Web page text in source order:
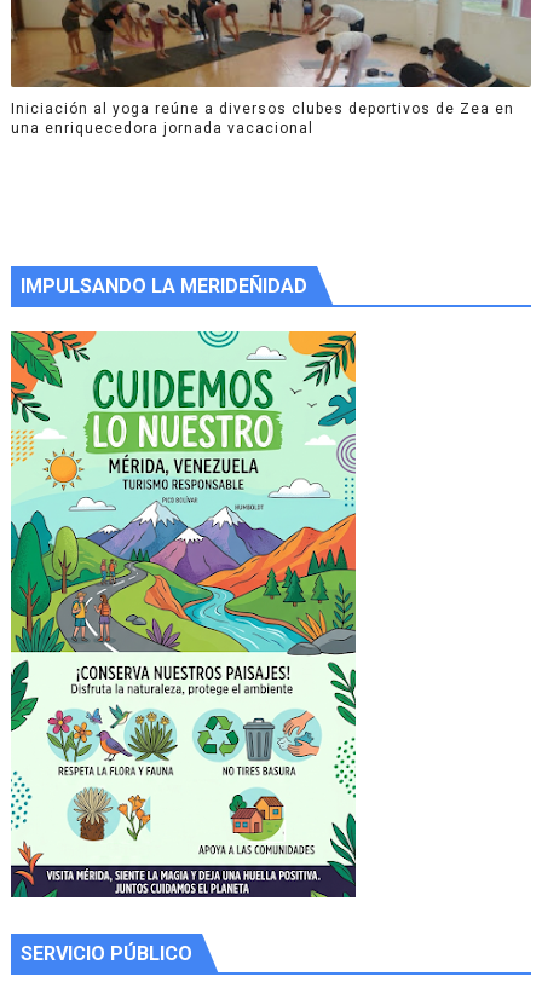
Iniciación al yoga reúne a diversos clubes deportivos de Zea en
una enriquecedora jornada vacacional
IMPULSANDO LA MERIDEÑIDAD
SERVICIO PÚBLICO